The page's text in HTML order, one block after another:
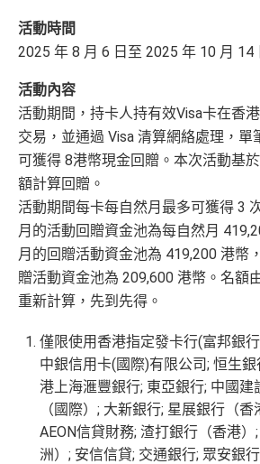
✅優點
全年簽賬高達2.4%「獎賞錢」回贈
講到明首兩年年費豁免
滙豐新舊客戶都可以食迎新
開卡門檻唔算高，年薪要求HK$15
00）就申請到
網上繳費都有回贈
於百佳、屈臣氏及豐澤簽賬可享高
分 ，會員折扣日有高達92折優惠
❎缺點
得首兩年年費豁免
八達通自動增值得0.4%回贈
增值電子錢包（Payme、八達通 、
ay）唔計迎新合資格簽賬
❎缺點
iBanking繳費無里數
正常簽賬得$25=1里，除咗食迎新
網上交易中非香港商戶用港幣交易
積分，但唔收charge
查看更多信用卡詳情及分析...
活動時間
2025 年 8 月 6 日至 2025 年 10 月 14
活動內容
活動期間，持卡人持有效Visa卡在香
交易，並通過 Visa 清算網絡處理，單
可獲得 8港幣現金回贈。本次活動基
額計算回贈。
活動期間每卡每自然月最多可獲得 3
月的活動回贈資金池為每自然月
月的回贈活動資金池為 419,200 港幣
贈活動資金池為 209,600 港幣。名額
重新計算，先到先得。
僅限使用香港指定發卡行(富邦銀
中銀信用卡(國際)有限公司; 恒生
港上海滙豐銀行; 東亞銀行; 中國建
（國際）; 大新銀行; 星展銀行（
AEON信貸財務; 渣打銀行（香港
洲）; 安信信貸; 交通銀行; 眾安銀